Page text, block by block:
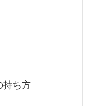
持ち方